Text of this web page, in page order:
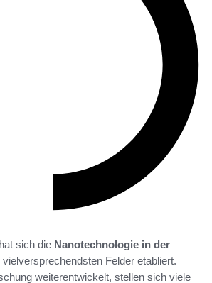
sich die Nanotechnologie in der
Felder etabliert.
weiterentwickelt, stellen sich viele